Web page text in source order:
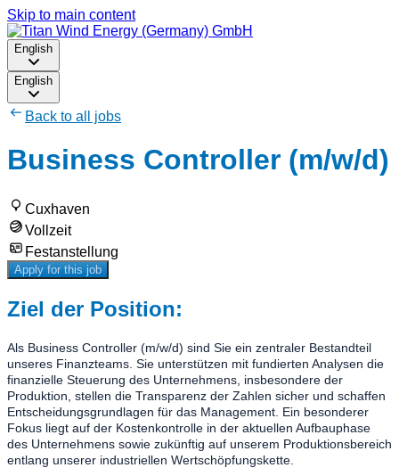
Skip to main content
English
English
Back to all jobs
Business Controller (m/w/d)
Cuxhaven
Vollzeit
Festanstellung
Apply for this job
Ziel der Position:
Als Business Controller (m/w/d) sind Sie ein zentraler Bestandteil
unseres Finanzteams. Sie unterstützen mit fundierten Analysen die
finanzielle Steuerung des Unternehmens, insbesondere der
Produktion, stellen die Transparenz der Zahlen sicher und schaffen
Entscheidungsgrundlagen für das Management. Ein besonderer
Fokus liegt auf der Kostenkontrolle in der aktuellen Aufbauphase
des Unternehmens sowie zukünftig auf unserem Produktionsbereich
entlang unserer industriellen Wertschöpfungskette.